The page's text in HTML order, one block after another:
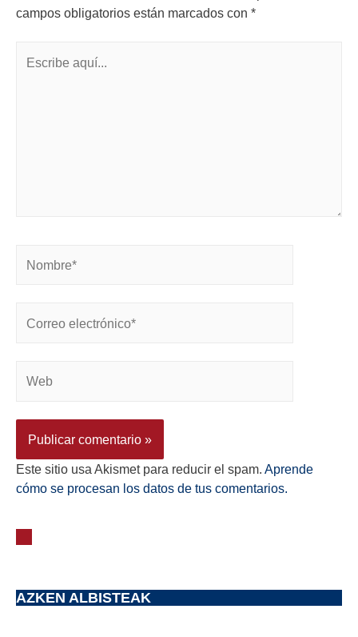
campos obligatorios están marcados con *
Este sitio usa Akismet para reducir el spam. Aprende
cómo se procesan los datos de tus comentarios.
AZKEN ALBISTEAK